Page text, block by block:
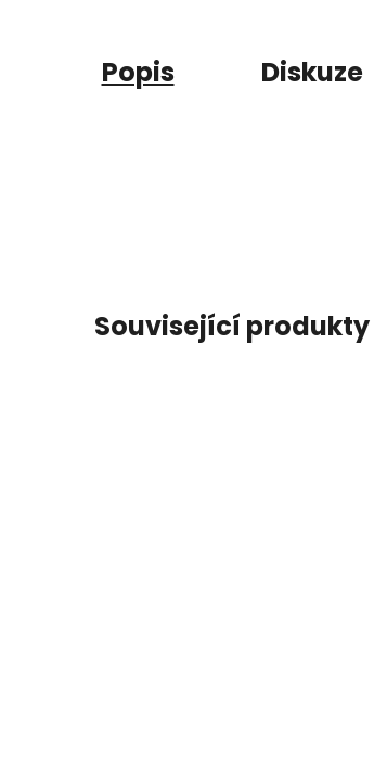
Popis Diskuze
Související produkty